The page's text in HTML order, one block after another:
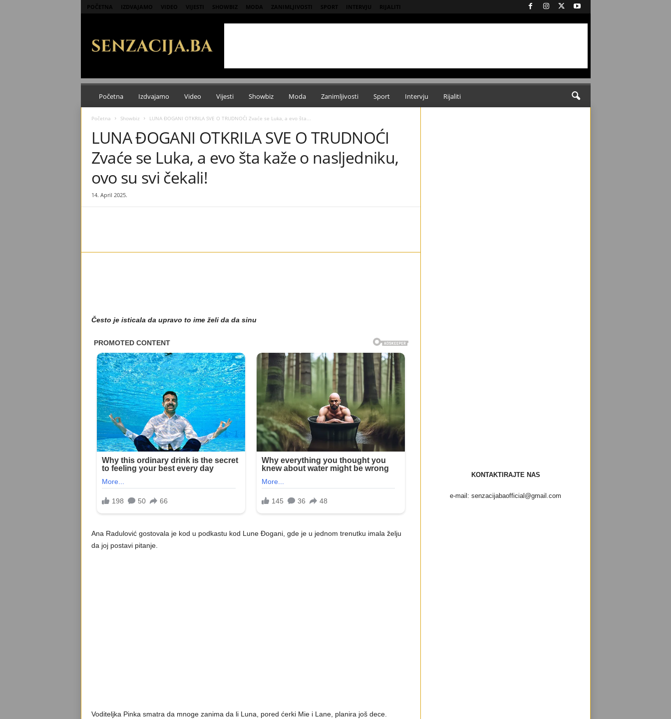
POČETNA IZDVAJAMO VIDEO VIJESTI SHOWBIZ MODA ZANIMLJIVOSTI SPORT INTERVJU RIJALITI
i
a
Početna Izdvajamo Video Vijesti Showbiz Moda Zanimljivosti Sport Intervju Rijaliti
Početna Showbiz LUNA ĐOGANI OTKRILA SVE O TRUDNOĆI Zvaće se Luka, a evo šta...
LUNA ĐOGANI OTKRILA SVE O TRUDNOĆI
Zvaće se Luka, a evo šta kaže o nasljedniku,
ovo su svi čekali!
14. April 2025.
Često je isticala da upravo to ime želi da da sinu
Ana Radulović gostovala je kod u podkastu kod Lune Đogani, gde je u jednom trenutku imala želju
da joj postavi pitanje.
Voditeljka Pinka smatra da mnoge zanima da li Luna, pored ćerki Mie i Lane, planira još dece.
KONTAKTIRAJTE NAS
e-mail: senzacijabaofficial@gmail.com